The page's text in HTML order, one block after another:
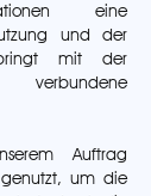
eine
und der
mit der
Auftrag
um die